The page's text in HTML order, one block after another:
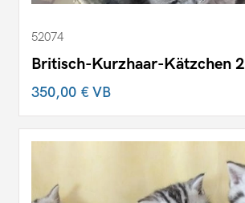
52074
Britisch-Kurzhaar-Kätzchen 2
350,00 €VB